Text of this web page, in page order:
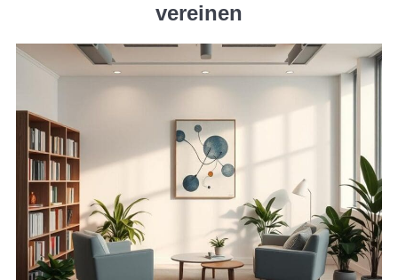
vereinen